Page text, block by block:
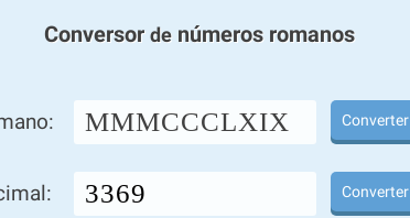
Conversor denúmeros romanos
MMMCCCLXIX Converter
Converter